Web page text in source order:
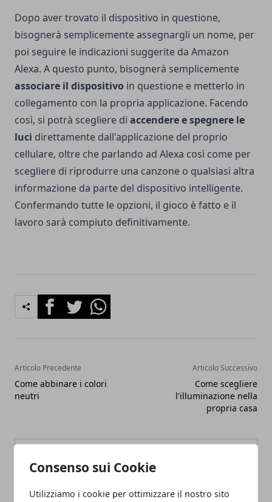
Consenso sui Cookie
Utilizziamo i cookie per ottimizzare il nostro sito
Dopo aver trovato il dispositivo in questione,
bisognerà semplicemente assegnargli un nome, per
poi seguire le indicazioni suggerite da Amazon
Alexa. A questo punto, bisognerà semplicemente
associare il dispositivo in questione e metterlo in
collegamento con la propria applicazione. Facendo
così, si potrà scegliere di accendere e spegnere le
luci direttamente dall'applicazione del proprio
cellulare, oltre che parlando ad Alexa così come per
scegliere di riprodurre una canzone o qualsiasi altra
informazione da parte del dispositivo intelligente.
Confermando tutte le opzioni, il gioco è fatto e il
lavoro sarà compiuto definitivamente.
FacebookTwitterWhatsapp
Articolo Precedente
Come abbinare i colori
neutri
Articolo Successivo
Come scegliere
l'illuminazione nella
propria casa